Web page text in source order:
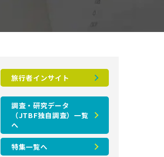
旅行者インサイト
調査・研究データ
（JTBF独自調査）一覧
へ
特集一覧へ